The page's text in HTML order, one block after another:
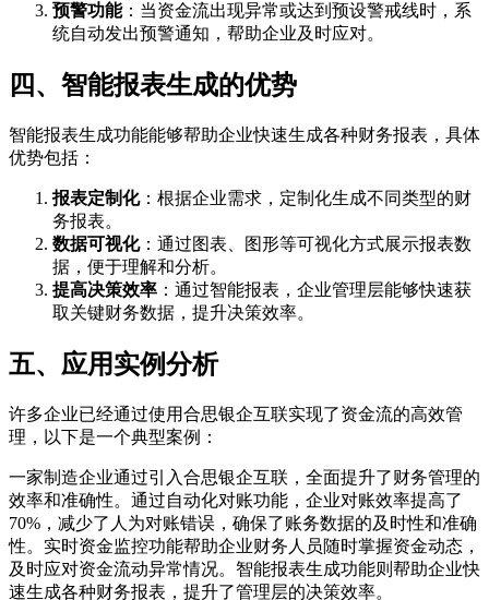
预警功能：当资金流出现异常或达到预设警戒线时，系
统自动发出预警通知，帮助企业及时应对。
四、智能报表生成的优势
智能报表生成功能能够帮助企业快速生成各种财务报表，具体
优势包括：
报表定制化：根据企业需求，定制化生成不同类型的财
务报表。
数据可视化：通过图表、图形等可视化方式展示报表数
据，便于理解和分析。
提高决策效率 ：通过智能报表，企业管理层能够快速获
取关键财务数据，提升决策效率。
五、应用实例分析
许多企业已经通过使用合思银企互联实现了资金流的高效管
理，以下是一个典型案例：
一家制造企业通过引入合思银企互联，全面提升了财务管理的
效率和准确性。通过自动化对账功能，企业对账效率提高了
70%，减少了人为对账错误，确保了账务数据的及时性和准确
性。实时资金监控功能帮助企业财务人员随时掌握资金动态，
及时应对资金流动异常情况。智能报表生成功能则帮助企业快
速生成各种财务报表，提升了管理层的决策效率。